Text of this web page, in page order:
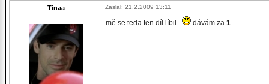
Tinaa Zaslal: 21.2.2009 13:11
mě se teda ten díl líbil.. dávám za 1